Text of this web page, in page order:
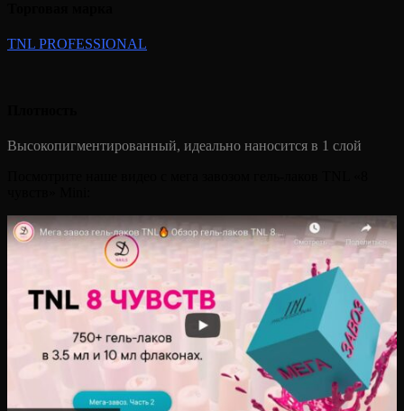
TNL PROFESSIONAL
Высокопигментированный, идеально наносится в 1 слой